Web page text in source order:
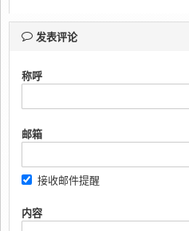
发表评论
称呼
邮箱
接收邮件提醒
内容